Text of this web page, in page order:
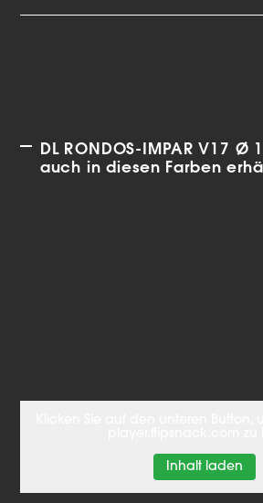
DL RONDOS-IMPAR V17 Ø
auch in diesen Farben
Inhalt laden